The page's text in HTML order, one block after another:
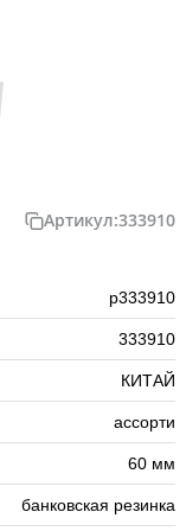
Артикул:333910
р333910
333910
КИТАЙ
ассорти
60 мм
банковская резинка